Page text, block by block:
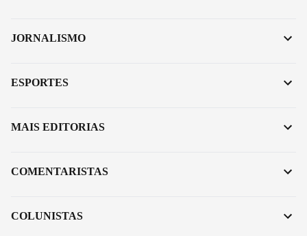
JORNALISMO
ESPORTES
MAIS EDITORIAS
COMENTARISTAS
COLUNISTAS